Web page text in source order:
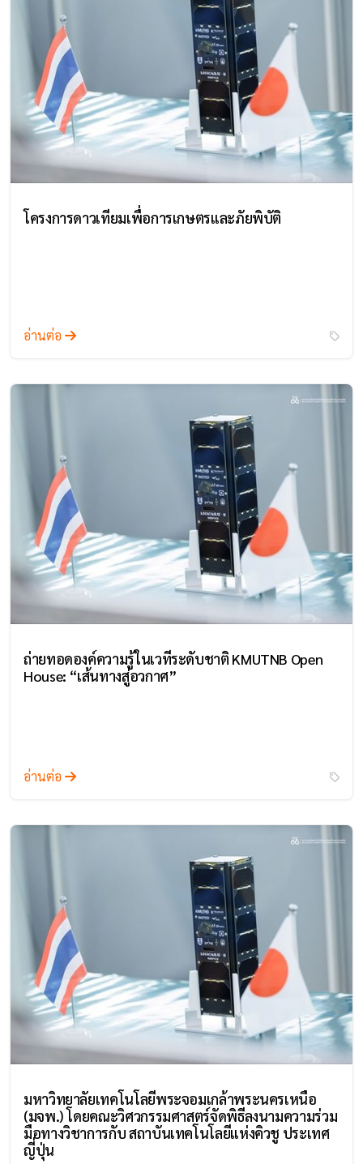
โครงการดาวเทียมเพื่อการเกษตรและภัยพิบัติ
อ่านต่อ
ถ่ายทอดองค์ความรู้ในเวทีระดับชาติ KMUTNB Open
House: “เส้นทางสู่อวกาศ”
อ่านต่อ
มหาวิทยาลัยเทคโนโลยีพระจอมเกล้าพระนครเหนือ
(มจพ.) โดยคณะวิศวกรรมศาสตร์จัดพิธีลงนามความร่วม
มือทางวิชาการกับ สถาบันเทคโนโลยีแห่งคิวชู ประเทศ
ญี่ปุ่น